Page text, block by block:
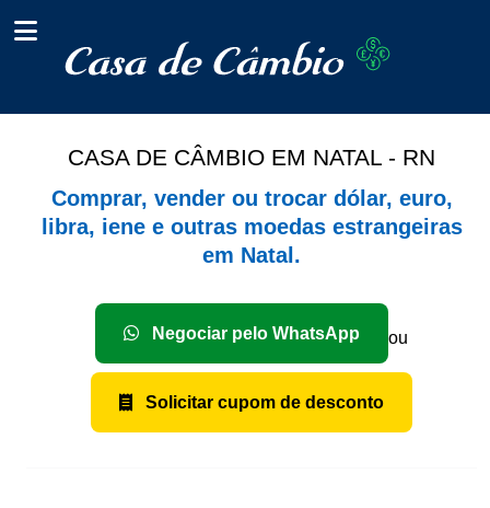
CASA DE CÂMBIO EM NATAL - RN
Comprar, vender ou trocar dólar, euro,
libra, iene e outras moedas estrangeiras
em Natal.
Negociar pelo WhatsApp ou
Solicitar cupom de desconto